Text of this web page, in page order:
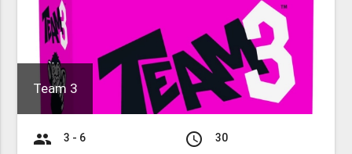
Team 3
group 3 - 6 access_time 30